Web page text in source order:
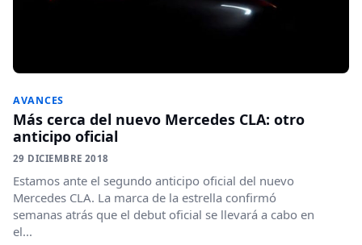
AVANCES
Más cerca del nuevo Mercedes CLA: otro
anticipo oficial
29 DICIEMBRE 2018
Estamos ante el segundo anticipo oficial del nuevo
Mercedes CLA. La marca de la estrella confirmó
semanas atrás que el debut oficial se llevará a cabo en
el...